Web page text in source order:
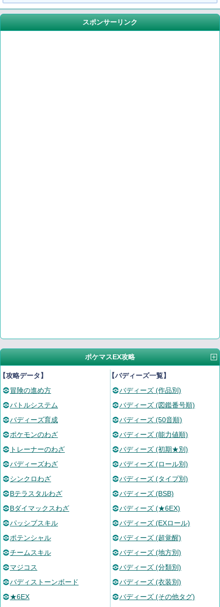
スポンサーリンク
ポケマスEX攻略
攻略データ】
冒険の進め方
バトルシステム
バディーズ育成
ポケモンのわざ
トレーナーのわざ
バディーズわざ
シンクロわざ
Bテラスタルわざ
Bダイマックスわざ
パッシブスキル
ポテンシャル
チームスキル
マジコス
バディストーンボード
★6EX
【バディーズ一覧】
バディーズ (作品別)
バディーズ (図鑑番号順)
バディーズ (50音順)
バディーズ (能力値順)
バディーズ (初期★別)
バディーズ (ロール別)
バディーズ (タイプ別)
バディーズ (BSB)
バディーズ (★6EX)
バディーズ (EXロール)
バディーズ (超覚醒)
バディーズ (地方別)
バディーズ (分類別)
バディーズ (衣装別)
バディーズ (その他タグ)